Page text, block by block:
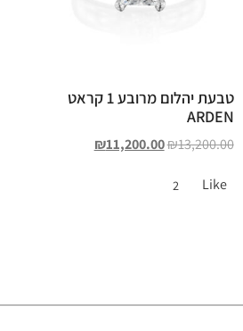
טבעת יהלום מרובע 1 קראט
ARDEN
₪13,200.00
₪11,200.00
Like
2